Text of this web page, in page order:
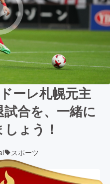
ーレ札幌元主
合を、一緒に
ょう！
スポーツ